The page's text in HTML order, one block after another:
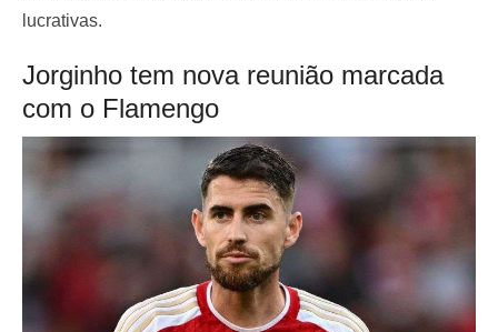
lucrativas.
Jorginho tem nova reunião marcada
com o Flamengo